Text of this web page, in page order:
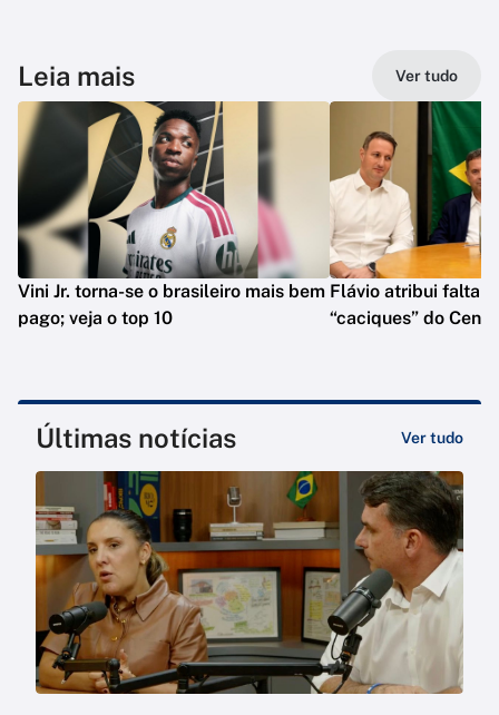
Leia mais Ver tudo
Vini Jr. torna-se o brasileiro mais bem
pago; veja o top 10
Flávio atribui falta
“caciques” do
Últimas notícias Ver tudo